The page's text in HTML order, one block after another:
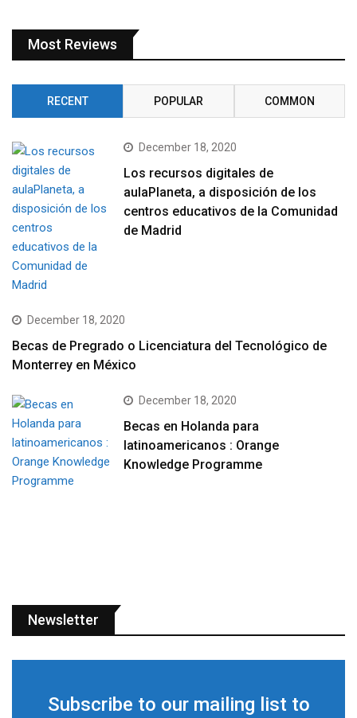
Most Reviews
RECENT POPULAR COMMON
December 18, 2020
Los recursos digitales de
aulaPlaneta, a disposición de los
centros educativos de la Comunidad
de Madrid
December 18, 2020
Becas de Pregrado o Licenciatura del Tecnológico de
Monterrey en México
December 18, 2020
Becas en Holanda para
latinoamericanos : Orange
Knowledge Programme
Newsletter
Subscribe to our mailing list to